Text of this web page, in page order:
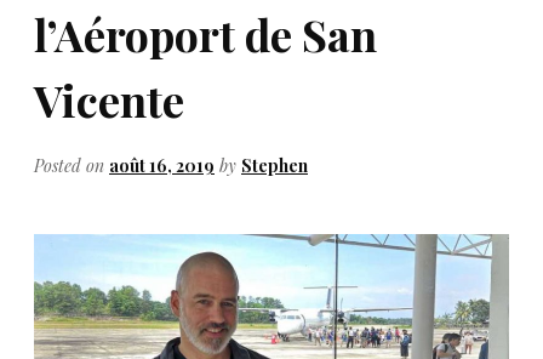
l’Aéroport de San
Vicente
Posted on août 16, 2019 by Stephen